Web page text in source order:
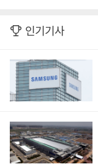
인기기사